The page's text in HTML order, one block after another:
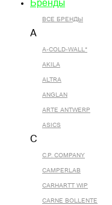
Бренды
ВСЕ БРЕНДЫ
A
A-COLD-WALL*
AKILA
ALTRA
ANGLAN
ARTE ANTWERP
ASICS
C
C.P. COMPANY
CAMPERLAB
CARHARTT WIP
CARNE BOLLENTE